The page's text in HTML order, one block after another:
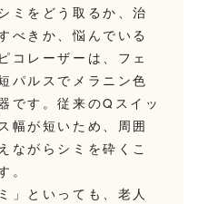
ミをどう取るか、治
べきか、悩んでいる
コレーザーは、フェ
パルスでメラニン色
です。従来のQスイッ
幅が短いため、周囲
ながらシミを砕くこ
。
」といっても、老人